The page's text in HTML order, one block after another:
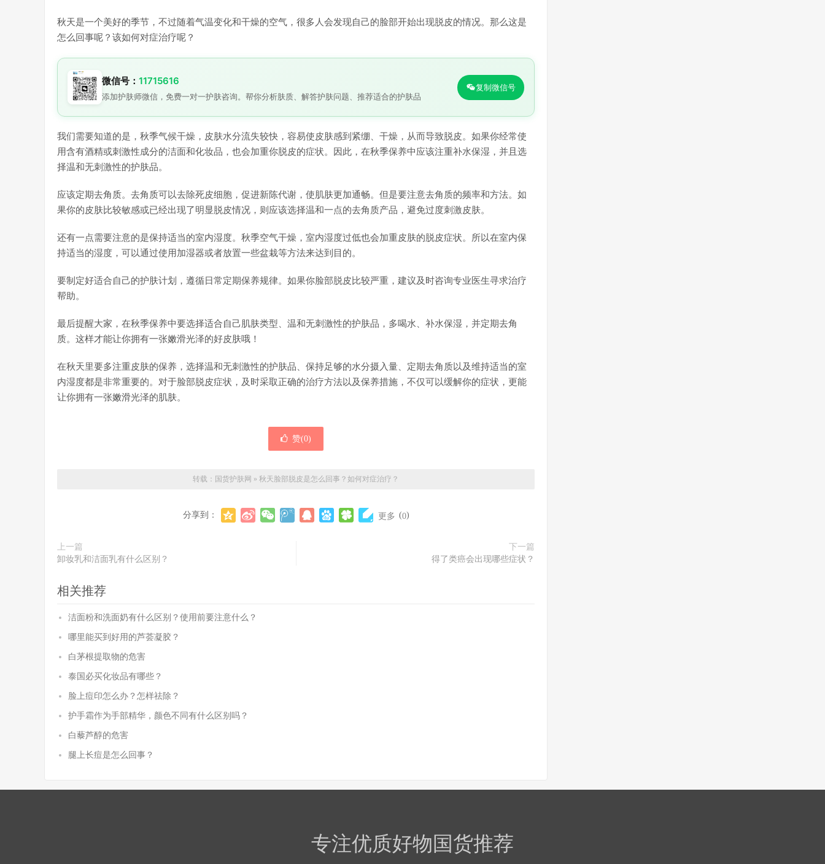
秋天是一个美好的季节，不过随着气温变化和干燥的空气，很多人会发现自己的脸部开始出现脱皮的情况。那么这是
怎么回事呢？该如何对症治疗呢？
微信号： 11715616
添加护肤师微信，免费一对一护肤咨询。帮你分析肤质、解答护肤问题、推荐适合的护肤品
复制微信号
我们需要知道的是，秋季气候干燥，皮肤水分流失较快，容易使皮肤感到紧绷、干燥，从而导致脱皮。如果你经常使
用含有酒精或刺激性成分的洁面和化妆品，也会加重你脱皮的症状。因此，在秋季保养中应该注重补水保湿，并且选
择温和无刺激性的护肤品。
应该定期去角质。去角质可以去除死皮细胞，促进新陈代谢，使肌肤更加通畅。但是要注意去角质的频率和方法。如
果你的皮肤比较敏感或已经出现了明显脱皮情况，则应该选择温和一点的去角质产品，避免过度刺激皮肤。
还有一点需要注意的是保持适当的室内湿度。秋季空气干燥，室内湿度过低也会加重皮肤的脱皮症状。所以在室内保
持适当的湿度，可以通过使用加湿器或者放置一些盆栽等方法来达到目的。
要制定好适合自己的护肤计划，遵循日常定期保养规律。如果你脸部脱皮比较严重，建议及时咨询专业医生寻求治疗
帮助。
最后提醒大家，在秋季保养中要选择适合自己肌肤类型、温和无刺激性的护肤品，多喝水、补水保湿，并定期去角
质。这样才能让你拥有一张嫩滑光泽的好皮肤哦！
在秋天里要多注重皮肤的保养，选择温和无刺激性的护肤品、保持足够的水分摄入量、定期去角质以及维持适当的室
内湿度都是非常重要的。对于脸部脱皮症状，及时采取正确的治疗方法以及保养措施，不仅可以缓解你的症状，更能
让你拥有一张嫩滑光泽的肌肤。
赞(0)
转载： 国货护肤网 » 秋天脸部脱皮是怎么回事？如何对症治疗？
分享到： 更多 (0)
上一篇
卸妆乳和洁面乳有什么区别？
下一篇
得了类癌会出现哪些症状？
相关推荐
洁面粉和洗面奶有什么区别？使用前要注意什么？
哪里能买到好用的芦荟凝胶？
白茅根提取物的危害
泰国必买化妆品有哪些？
脸上痘印怎么办？怎样祛除？
护手霜作为手部精华，颜色不同有什么区别吗？
白藜芦醇的危害
腿上长痘是怎么回事？
专注优质好物国货推荐